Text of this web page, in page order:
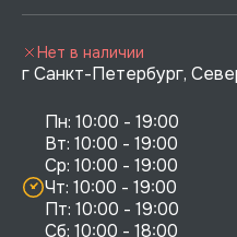
г Санкт-Петербург,
Пн: 10:00 - 19:00
Вт: 10:00 - 19:00
Ср: 10:00 - 19:00
Чт: 10:00 - 19:00
Пт: 10:00 - 19:00
Сб: 10:00 - 18:00
Нет в наличии